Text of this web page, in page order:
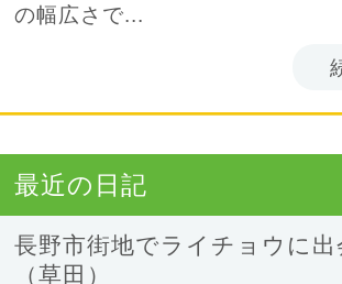
の幅広さで...
最近の日記
長野市街地でライチョウに出
（草田）